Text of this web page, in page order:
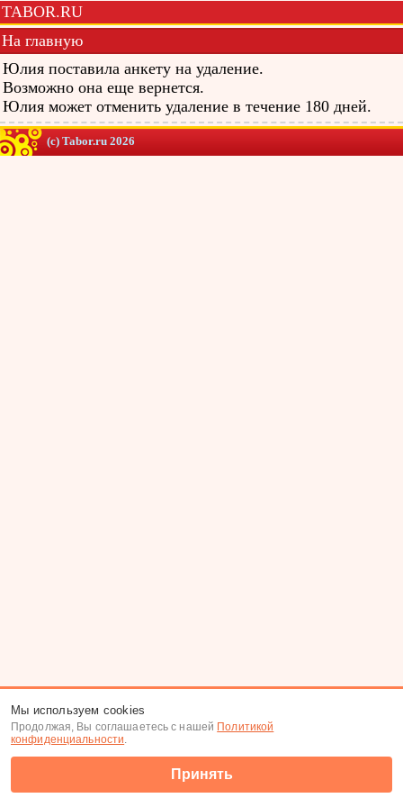
TABOR.RU
На главную
Юлия поставила анкету на удаление.
Возможно она еще вернется.
Юлия может отменить удаление в течение 180 дней.
(c) Tabor.ru 2026
Мы используем cookies
Продолжая, Вы соглашаетесь с нашей Политикой
конфиденциальности.
Принять